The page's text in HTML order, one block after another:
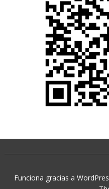
Funciona gracias a